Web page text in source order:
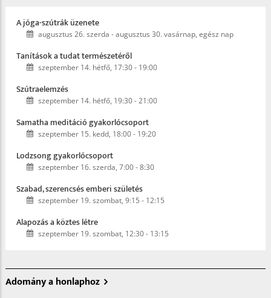
A jóga-szútrák üzenete
augusztus 26. szerda -augusztus 30. vasárnap, egész nap
Tanítások a tudat természetéről
szeptember 14. hétfő, 17:30- 19:00
Szútraelemzés
szeptember 14. hétfő, 19:30-21:00
Samatha meditáció gyakorlócsoport
szeptember 15. kedd, 18:00- 19:20
Lodzsong gyakorlócsoport
szeptember 16. szerda, 7:00-8:30
Szabad, szerencsés emberi születés
szeptember 19. szombat, 9:15 - 12:15
Alapozás a köztes létre
szeptember 19. szombat, 12:30- 13:15
Adomány a honlaphoz